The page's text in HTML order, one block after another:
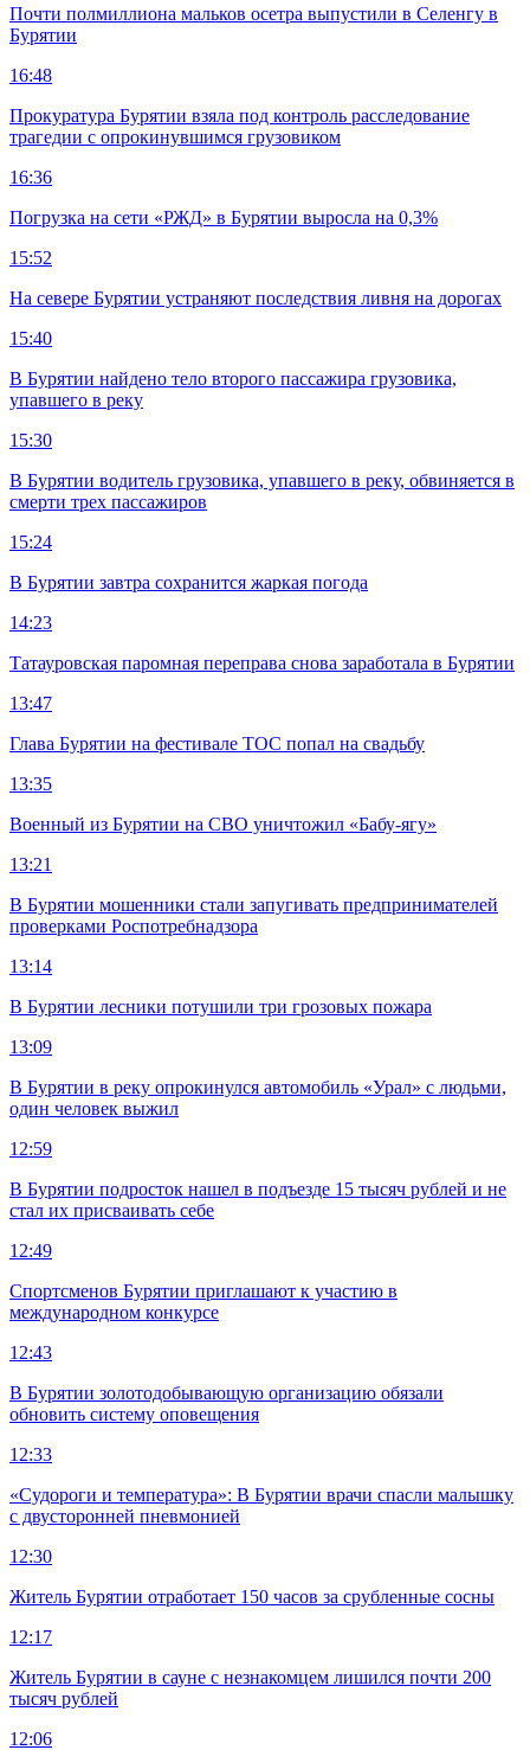
Почти полмиллиона мальков осетра выпустили в Селенгу в
Бурятии
16:48
Прокуратура Бурятии взяла под контроль расследование
трагедии с опрокинувшимся грузовиком
16:36
Погрузка на сети «РЖД» в Бурятии выросла на 0,3%
15:52
На севере Бурятии устраняют последствия ливня на дорогах
15:40
В Бурятии найдено тело второго пассажира грузовика,
упавшего в реку
15:30
В Бурятии водитель грузовика, упавшего в реку, обвиняется в
смерти трех пассажиров
15:24
В Бурятии завтра сохранится жаркая погода
14:23
Татауровская паромная переправа снова заработала в Бурятии
13:47
Глава Бурятии на фестивале ТОС попал на свадьбу
13:35
Военный из Бурятии на СВО уничтожил «Бабу-ягу»
13:21
В Бурятии мошенники стали запугивать предпринимателей
проверками Роспотребнадзора
13:14
В Бурятии лесники потушили три грозовых пожара
13:09
В Бурятии в реку опрокинулся автомобиль «Урал» с людьми,
один человек выжил
12:59
В Бурятии подросток нашел в подъезде 15 тысяч рублей и не
стал их присваивать себе
12:49
Спортсменов Бурятии приглашают к участию в
международном конкурсе
12:43
В Бурятии золотодобывающую организацию обязали
обновить систему оповещения
12:33
«Судороги и температура»: В Бурятии врачи спасли малышку
с двусторонней пневмонией
12:30
Житель Бурятии отработает 150 часов за срубленные сосны
12:17
Житель Бурятии в сауне с незнакомцем лишился почти 200
тысяч рублей
12:06